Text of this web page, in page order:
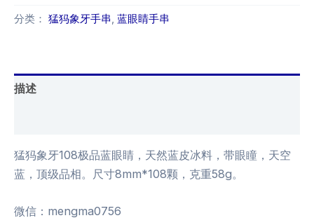
分类： 猛犸象牙手串, 蓝眼睛手串
描述
猛犸象牙108极品蓝眼睛，天然蓝皮冰料，带眼瞳，天空
蓝，顶级品相。尺寸8mm*108颗，克重58g。
微信：mengma0756